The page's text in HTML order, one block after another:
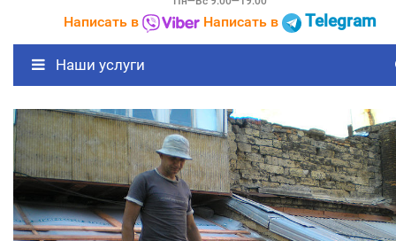
Написать в Написать в Telegram
Наши услуги